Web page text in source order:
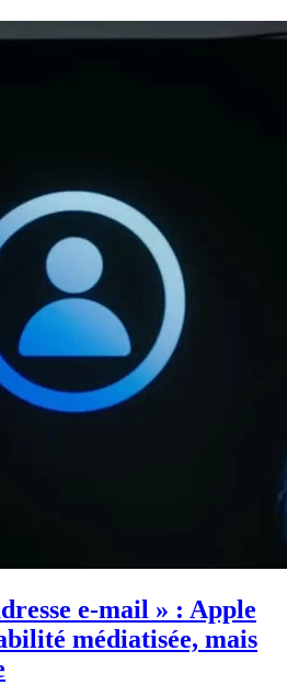
e-mail » : Apple
médiatisée, mais